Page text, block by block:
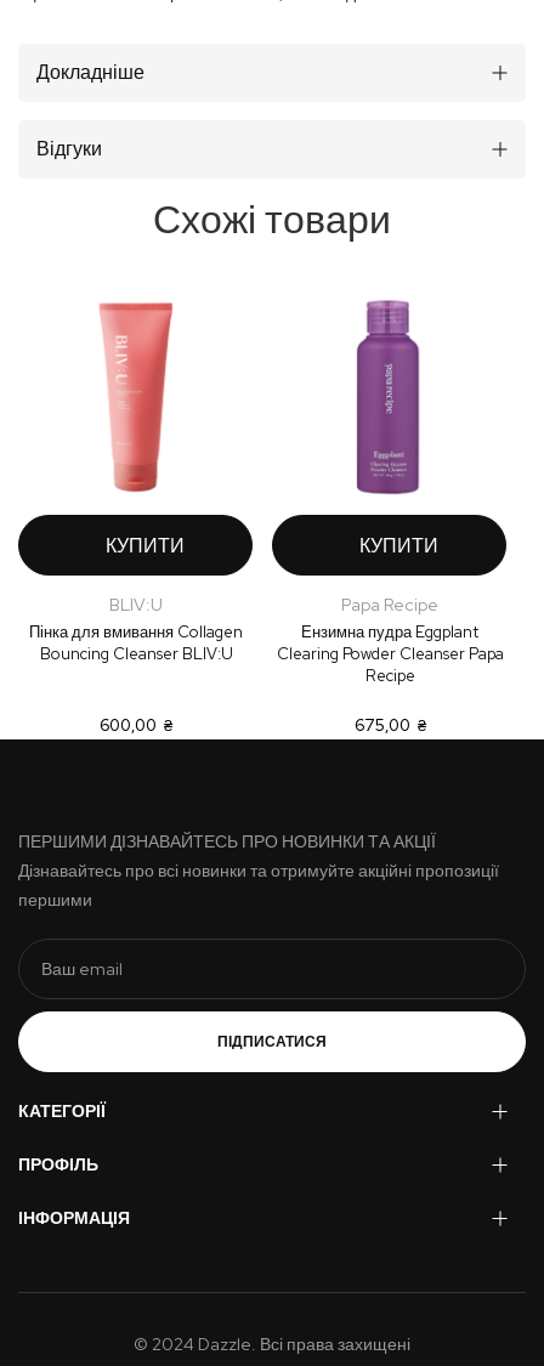
Докладніше
Відгуки
Схожі товари
КУПИТИ
BLIV:U
Пінка для вмивання Collagen
Bouncing Cleanser BLIV:U
600,00 ₴
КУПИТИ
Papa Recipe
Ензимна пудра Eggplant
Clearing Powder Cleanser Papa
Recipe
675,00 ₴
ПЕРШИМИ ДІЗНАВАЙТЕСЬ ПРО НОВИНКИ ТА АКЦІЇ
Дізнавайтесь про всі новинки та отримуйте акційні пропозиції
першими
ПІДПИСАТИСЯ
КАТЕГОРІЇ
ПРОФІЛЬ
ІНФОРМАЦІЯ
© 2024 Dazzle. Всі права захищені